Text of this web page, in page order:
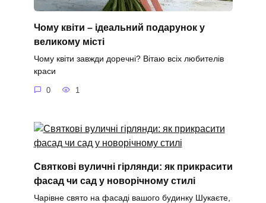
Чому квіти – ідеальний подарунок у
великому місті
Чому квіти завжди доречні? Вітаю всіх любителів
краси
0 1
Святкові вуличні гірлянди: як прикрасити
фасад чи сад у новорічному стилі
Чарівне свято на фасаді вашого будинку Шукаєте,